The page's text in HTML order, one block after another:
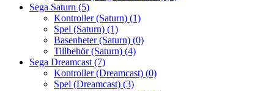
Sega Saturn (5)
Kontroller (Saturn) (1)
Spel (Saturn) (1)
Basenheter (Saturn) (0)
Tillbehör (Saturn) (4)
Sega Dreamcast (7)
Kontroller (Dreamcast) (0)
Spel (Dreamcast) (3)